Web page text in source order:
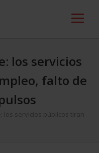
los servicios
falto de
los servicios públicos tiran